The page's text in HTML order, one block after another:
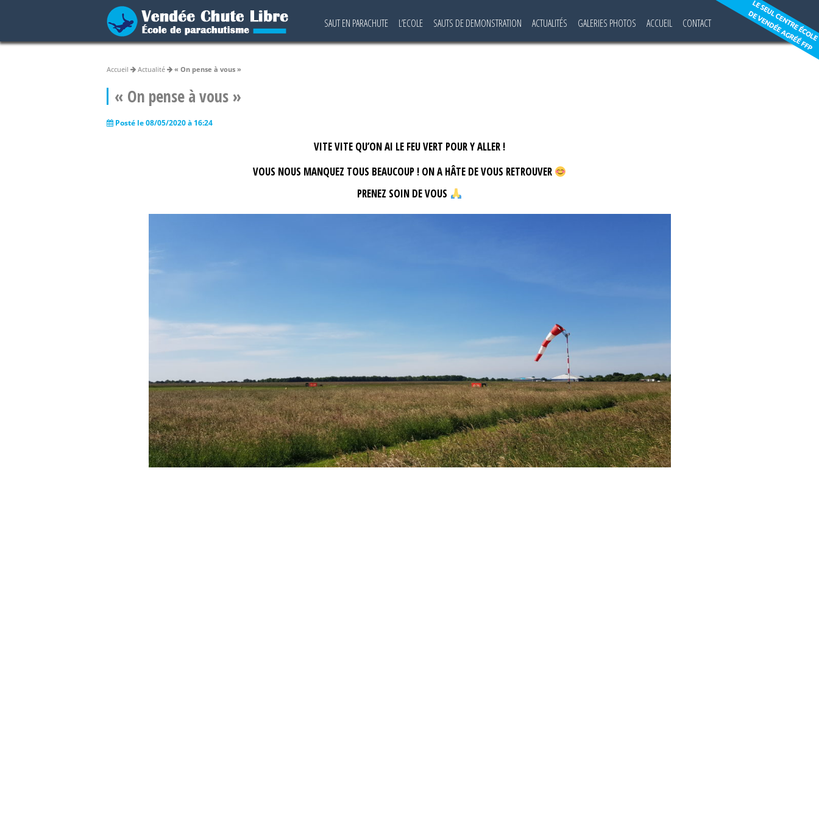
SAUT EN PARACHUTE L’ECOLE SAUTS DE DEMONSTRATION ACTUALITÉS GALERIES PHOTOS ACCUEIL CONTACT
Accueil Actualité « On pense à vous »
« On pense à vous »
Posté le 08/05/2020 à 16:24
VITE VITE QU’ON AI LE FEU VERT POUR Y ALLER !
VOUS NOUS MANQUEZ TOUS BEAUCOUP ! ON A HÂTE DE VOUS RETROUVER
PRENEZ SOIN DE VOUS